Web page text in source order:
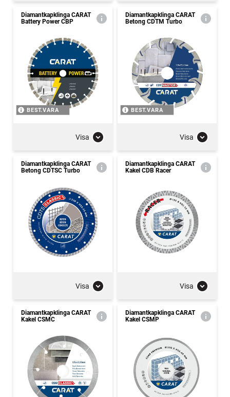
Diamantkapklinga CARAT
Battery Power CBP
BEST.VARA
Visa
Diamantkapklinga CARAT
Betong CDTM Turbo
BEST.VARA
Visa
Diamantkapklinga CARAT
Betong CDTSC Turbo
Visa
Diamantkapklinga CARAT
Kakel CDB Racer
Visa
Diamantkapklinga CARAT
Kakel CSMC
Diamantkapklinga CARAT
Kakel CSMP